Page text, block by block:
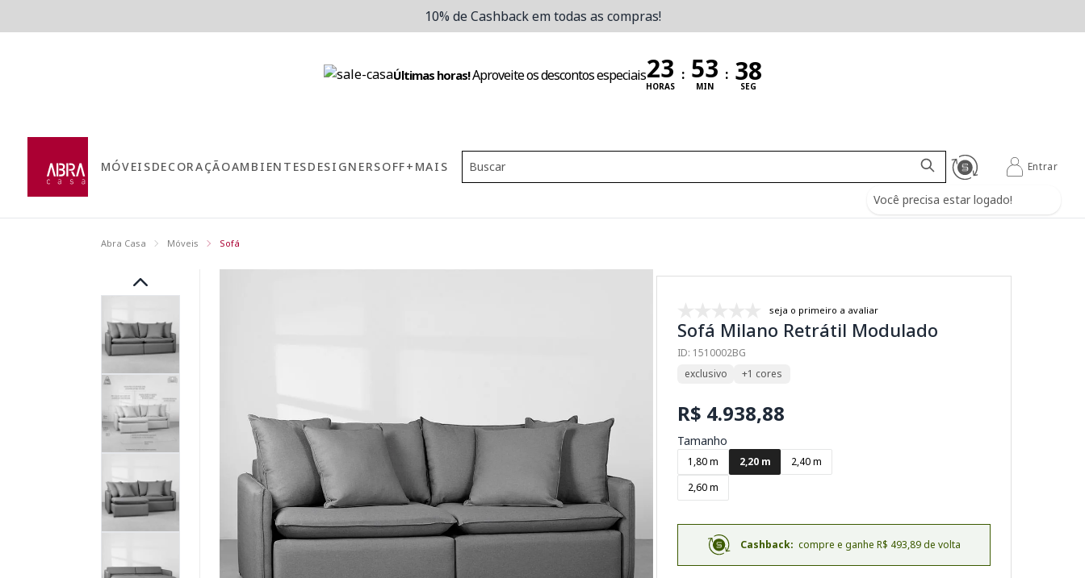
10% de Cashback em todas as compras!
Últimas horas!Aproveite os descontos especiais
HORAS
:
MIN
:
SEG
MÓVEISDECORAÇÃOAMBIENTESDESIGNERSOFF+MAIS
Você precisa estar logado!
Entrar
Abra Casa Móveis Sofá
seja o primeiro a avaliar
Sofá Milano Retrátil Modulado
ID: 1510002BG
exclusivo
+1 cores
R$ 4.938,88
Tamanho
1,80 m 2,20 m
2,40 m
2,60 m
Cashback: compre e ganhe R$ 493,89 de volta